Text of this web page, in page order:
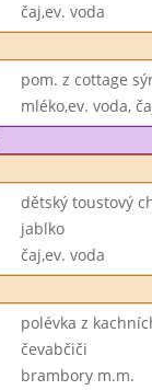
čaj,ev. voda
pom. z cottage
mléko,ev. voda,
dětský toustový
jablko
čaj,ev. voda
polévka z
čevabčiči
brambory m.m.